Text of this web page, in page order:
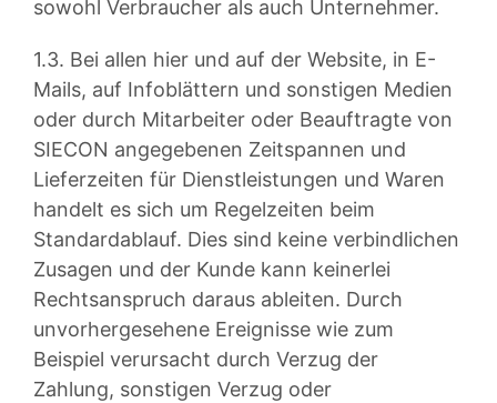
sowohl Verbraucher als auch Unternehmer.
1.3. Bei allen hier und auf der Website, in E-
Mails, auf Infoblättern und sonstigen Medien
oder durch Mitarbeiter oder Beauftragte von
SIECON angegebenen Zeitspannen und
Lieferzeiten für Dienstleistungen und Waren
handelt es sich um Regelzeiten beim
Standardablauf. Dies sind keine verbindlichen
Zusagen und der Kunde kann keinerlei
Rechtsanspruch daraus ableiten. Durch
unvorhergesehene Ereignisse wie zum
Beispiel verursacht durch Verzug der
Zahlung, sonstigen Verzug oder